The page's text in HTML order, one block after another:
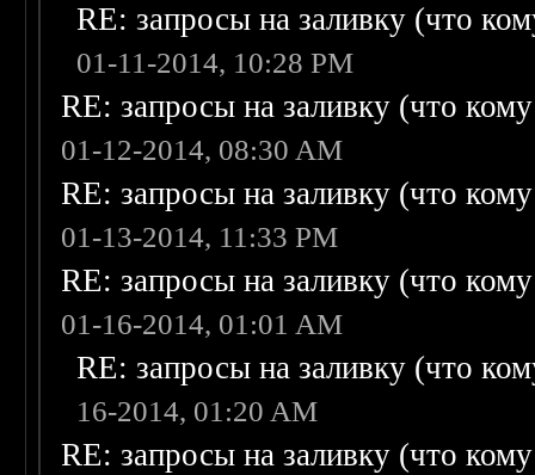
RE: запросы на заливку (что
01-11-2014, 10:28 PM
RE: запросы на заливку (что
01-12-2014, 08:30 AM
RE: запросы на заливку (что
01-13-2014, 11:33 PM
RE: запросы на заливку (что
01-16-2014, 01:01 AM
RE: запросы на заливку (что
16-2014, 01:20 AM
RE: запросы на заливку (что